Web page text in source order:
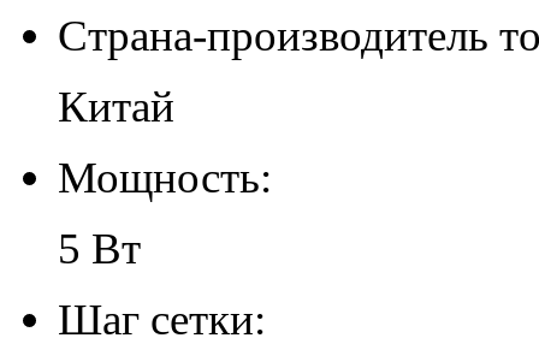
Страна-производитель
Китай
Мощность:
5 Вт
Шаг сетки: